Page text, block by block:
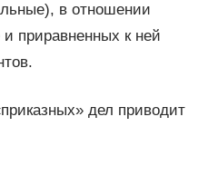
в отношении
и приравненных к ней
дел приводит